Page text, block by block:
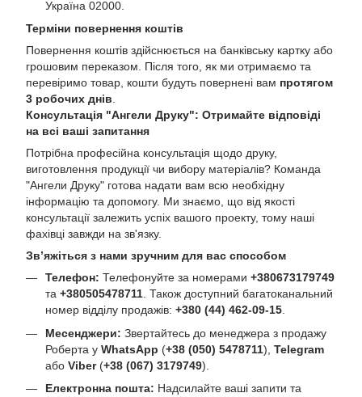
Україна 02000.
Терміни повернення коштів
Повернення коштів здійснюється на банківську картку або
грошовим переказом. Після того, як ми отримаємо та
перевіримо товар, кошти будуть повернені вам протягом
3 робочих днів.
Консультація "Ангели Друку": Отримайте відповіді
на всі ваші запитання
Потрібна професійна консультація щодо друку,
виготовлення продукції чи вибору матеріалів? Команда
"Ангели Друку" готова надати вам всю необхідну
інформацію та допомогу. Ми знаємо, що від якості
консультації залежить успіх вашого проекту, тому наші
фахівці завжди на зв'язку.
Зв’яжіться з нами зручним для вас способом
Телефон: Телефонуйте за номерами +380673179749
та +380505478711. Також доступний багатоканальний
номер відділу продажів: +380 (44) 462-09-15.
Месенджери: Звертайтесь до менеджера з продажу
Роберта у WhatsApp (+38 (050) 5478711), Telegram
або Viber(+38 (067) 3179749).
Електронна пошта: Надсилайте ваші запити та